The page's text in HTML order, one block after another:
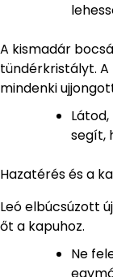
A kismadár
tündérkristályt.
mindenki
segít,
Hazatérés és a
Leó elbúcsúzott
őt a kapuhoz.
Ne